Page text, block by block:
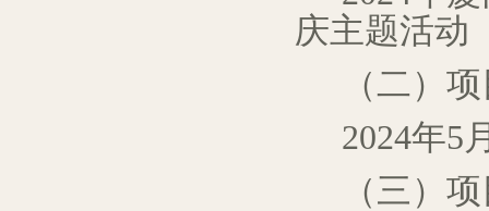
庆主题活动
（二） 项
2024年5
（三 ）